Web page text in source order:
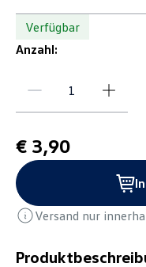
Verfügbar
Anzahl:
€ 3,90
Versand nur